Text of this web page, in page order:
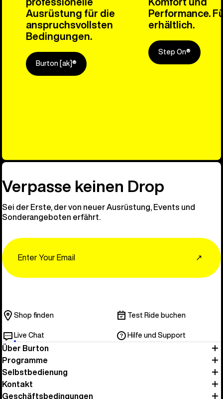
Ausrüstung für die
anspruchsvollsten
Bedingungen.
Burton [ak]®
Performance.
erhältlich.
Step On®
Verpasse keinen Drop
Sei der Erste, der von neuer Ausrüstung, Events und
Sonderangeboten erfährt.
↗
Shop finden Test Ride buchen
Live Chat Hilfe und Support
Über Burton
Programme
Selbstbedienung
Kontakt
Geschäftsbedingungen